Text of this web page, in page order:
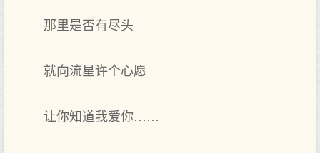
那里是否有尽头
就向流星许个心愿
让你知道我爱你……